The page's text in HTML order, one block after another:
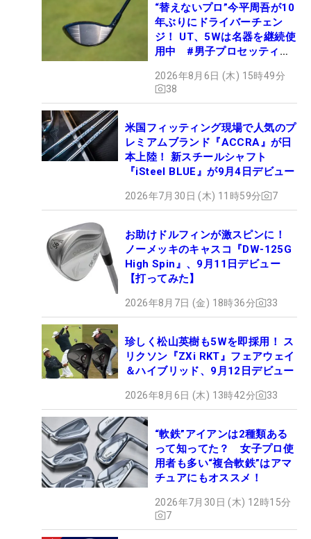
“替えないプロ”今平周吾が10
年ぶりにドライバーチェン
ジ！ UT、5Wは名器を継続使
用中 #男子プロセッティン
2026年8月6日 (木) 15時49分
38
米国フィッティング現場で人気のプ
レミアムブランド『ACCRA』が日
本上陸！ 新スチールシャフト
『iSteel BLUE』が9月4日デビュー
2026年7月30日 (木) 11時59分 7
お助けドルフィンが激スピンに！
ノーメッキのキャスコ『DW-125G
High Spin』、9月11日デビュー
【打ってみた】
2026年8月7日 (金) 18時36分 33
珍しく松山英樹も5Wを即採用！ ス
リクソン『ZXi RKT』フェアウェイ
＆ハイブリッド、9月12日デビュー
2026年8月6日 (木) 13時42分 33
“軟鉄”アイアンは2種類ある
って知ってた？ 女子プロ使
用者も多い“複合軟鉄”はアマ
チュアにもオススメ！
2026年7月30日 (木) 12時15分
7